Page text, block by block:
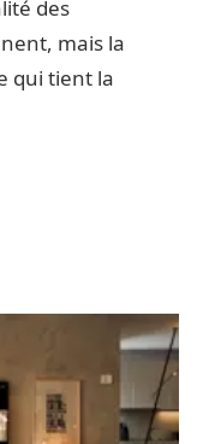
des
mais la
qui tient la